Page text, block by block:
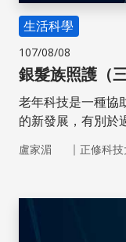
生活科學
107/08/08
銀髮族照護（
老年科技是一種協
的新發展，有別於
用、數位媒體及行
素影響，如何設計
盧家湄 ｜ 正修科